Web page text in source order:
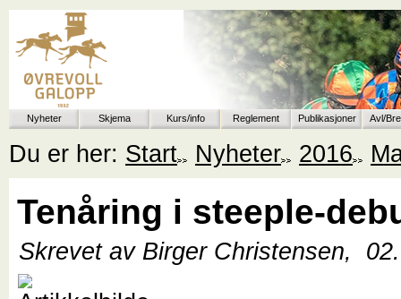
Nyheter Skjema Kurs/info Reglement Publikasjoner Avl/
Du er her: Start Nyheter 2016
Tenåring i steeple-
Skrevet av Birger Christensen,